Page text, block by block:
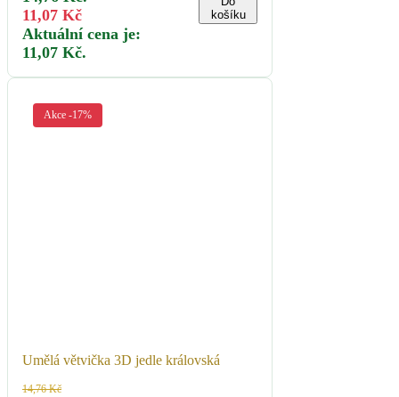
11,07 Kč
Aktuální cena je:
11,07 Kč.
košíku
Akce -17%
Umělá větvička 3D jedle královská
14,76Kč